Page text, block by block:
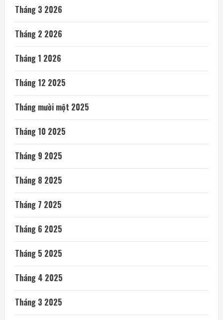
Tháng 3 2026
Tháng 2 2026
Tháng 1 2026
Tháng 12 2025
Tháng mười một 2025
Tháng 10 2025
Tháng 9 2025
Tháng 8 2025
Tháng 7 2025
Tháng 6 2025
Tháng 5 2025
Tháng 4 2025
Tháng 3 2025